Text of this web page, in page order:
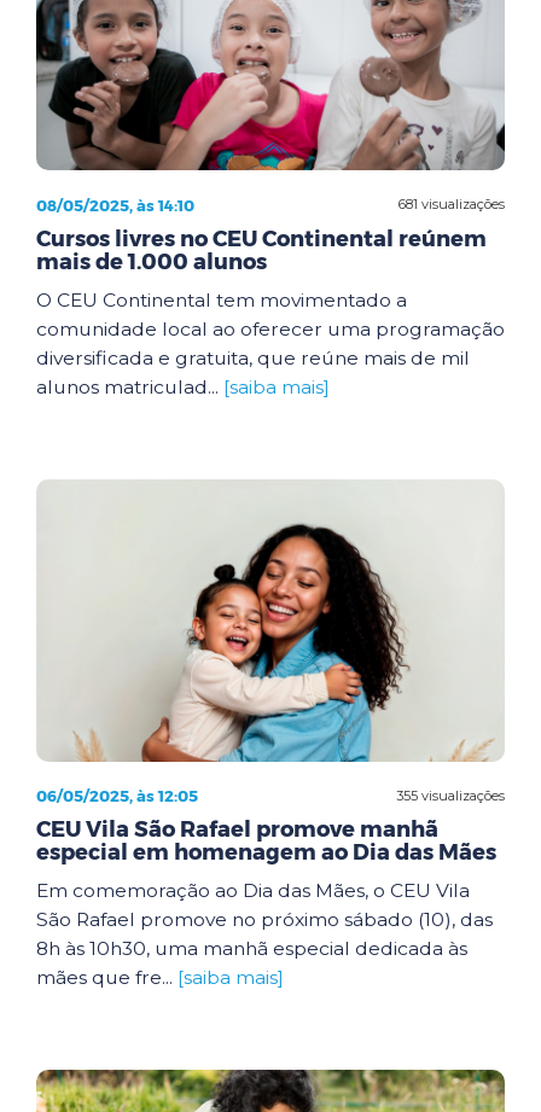
681 visualizações
08/05/2025, às 14:10
Cursos livres no CEU Continental reúnem
mais de 1.000 alunos
O CEU Continental tem movimentado a
comunidade local ao oferecer uma programação
diversificada e gratuita, que reúne mais de mil
alunos matriculad... [saiba mais]
355 visualizações
06/05/2025, às 12:05
CEU Vila São Rafael promove manhã
especial em homenagem ao Dia das Mães
Em comemoração ao Dia das Mães, o CEU Vila
São Rafael promove no próximo sábado (10), das
8h às 10h30, uma manhã especial dedicada às
mães que fre... [saiba mais]